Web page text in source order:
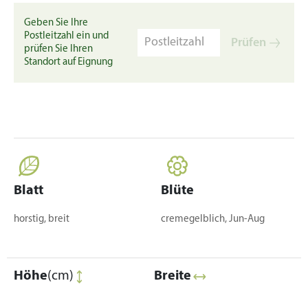
Geben Sie Ihre
Postleitzahl ein und
prüfen Sie Ihren
Standort auf Eignung
Prüfen
Blatt
horstig, breit
Blüte
cremegelblich, Jun-Aug
Höhe(cm) Breite